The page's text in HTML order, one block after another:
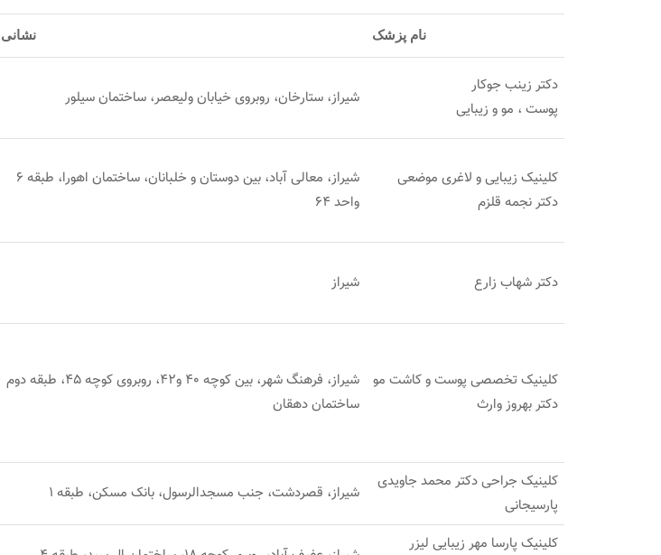
نام پزشک نشانی
دکتر زینب جوکار
پوست ، مو و زیبایی
شیراز، ستارخان، روبروی خیابان ولیعصر، ساختمان سیلور
کلینیک زیبایی و لاغری موضعی
دکتر نجمه قلزم
شیراز، معالی آباد، بین دوستان و خلبانان، ساختمان اهورا، طبقه 6
واحد 64
دکتر شهاب زارع شیراز
کلینیک تخصصی پوست و کاشت مو
دکتر بهروز وارث
شیراز، فرهنگ شهر، بین کوچه 40 و42، روبروی کوچه 45، طبقه دوم
ساختمان دهقان
کلینیک جراحی دکتر محمد جاویدی
پارسیجانی
شیراز، قصردشت، جنب مسجدالرسول، بانک مسكن، طبقه 1
کلینیک پارسا مهر زیبایی لیزر